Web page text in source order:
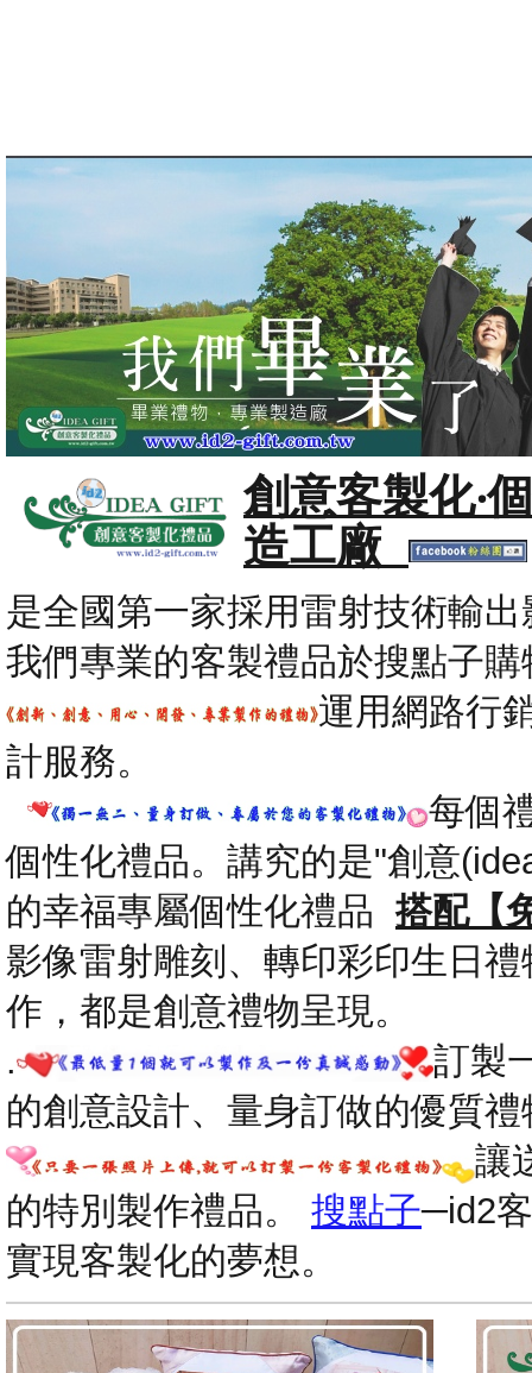
創意客製化‧
造工廠
是全國第一家採用雷射技術輸
我們專業的客製禮品於搜點子
運用網路行
計服務。
每個
個性化禮品。講究的是"創意
的幸福專屬個性化禮品搭配【
影像雷射雕刻、轉印彩印生日禮
作，都是創意禮物呈現。
.
訂製
的創意設計、量身訂做的優質禮
讓
的特別製作禮品。 搜點子─id2
實現客製化的夢想。